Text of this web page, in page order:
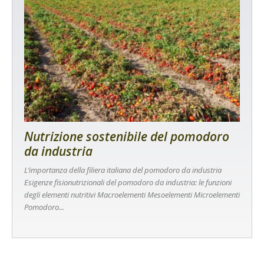
Nutrizione sostenibile del pomodoro
da industria
L’importanza della filiera italiana del pomodoro da industria
Esigenze fisionutrizionali del pomodoro da industria: le funzioni
degli elementi nutritivi Macroelementi Mesoelementi Microelementi
Pomodoro...